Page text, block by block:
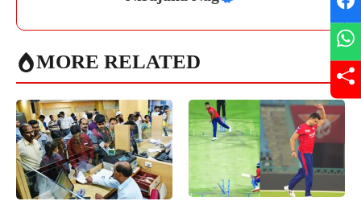
MORE RELATED